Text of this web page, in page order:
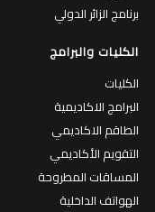
برنامج الزائر الدولي
الكليات والبرامج
الكليات
البرامج الاكاديمية
الطاقم الاكاديمي
التقويم الأكاديمي
المساقات المطروحة
الهواتف الداخلية